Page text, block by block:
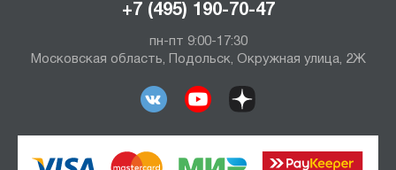
+7 (495) 190-70-47
пн-пт 9:00-17:30
Московская область, Подольск, Окружная улица, 2Ж